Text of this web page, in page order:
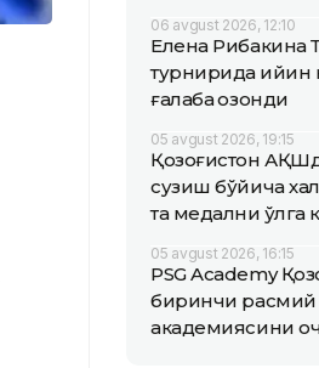
06 avgust 2026, 12:10
Елена Рибакина
турнирида
ғалаба қозонди
05 avgust 2026, 19:15
Қозоғистон
сузиш бўйича
та медални қўлга
05 avgust 2026, 16:15
PSG Academy
биринчи расмий
академиясини